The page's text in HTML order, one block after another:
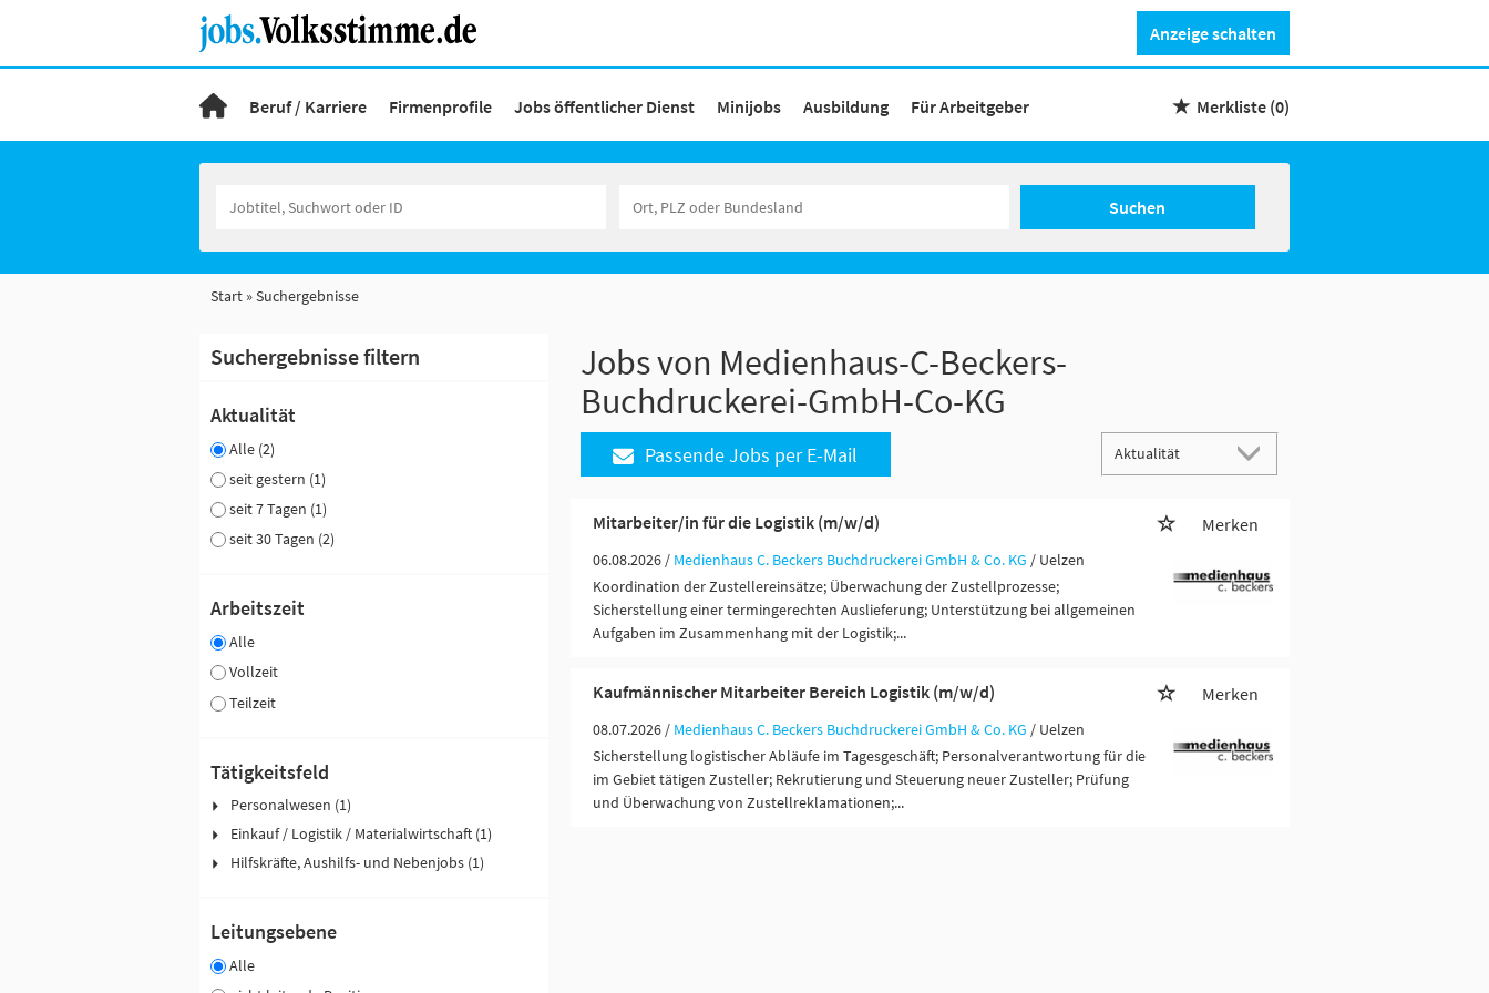
Anzeige schalten
Beruf / Karriere Firmenprofile Jobs öffentlicher Dienst Minijobs Ausbildung Für Arbeitgeber Merkliste (0)
Suchen
Start Suchergebnisse
Suchergebnisse filtern
Aktualität
Alle (2)
seit gestern (1)
seit 7 Tagen (1)
seit 30 Tagen (2)
Arbeitszeit
Alle
Vollzeit
Teilzeit
Tätigkeitsfeld
Personalwesen (1)
Einkauf / Logistik / Materialwirtschaft (1)
Hilfskräfte, Aushilfs- und Nebenjobs (1)
Leitungsebene
Alle
Jobs von Medienhaus-C-Beckers-
Buchdruckerei-GmbH-Co-KG
Passende Jobs per E-Mail
Mitarbeiter/in für die Logistik (m/w/d) Merken
06.08.2026 / Medienhaus C. Beckers Buchdruckerei GmbH & Co. KG / Uelzen
Koordination der Zustellereinsätze; Überwachung der Zustellprozesse;
Sicherstellung einer termingerechten Auslieferung; Unterstützung bei allgemeinen
Aufgaben im Zusammenhang mit der Logistik;...
Kaufmännischer Mitarbeiter Bereich Logistik (m/w/d) Merken
08.07.2026 / Medienhaus C. Beckers Buchdruckerei GmbH & Co. KG / Uelzen
Sicherstellung logistischer Abläufe im Tagesgeschäft; Personalverantwortung für die
im Gebiet tätigen Zusteller; Rekrutierung und Steuerung neuer Zusteller; Prüfung
und Überwachung von Zustellreklamationen;...